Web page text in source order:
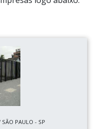
SÃO PAULO - SP